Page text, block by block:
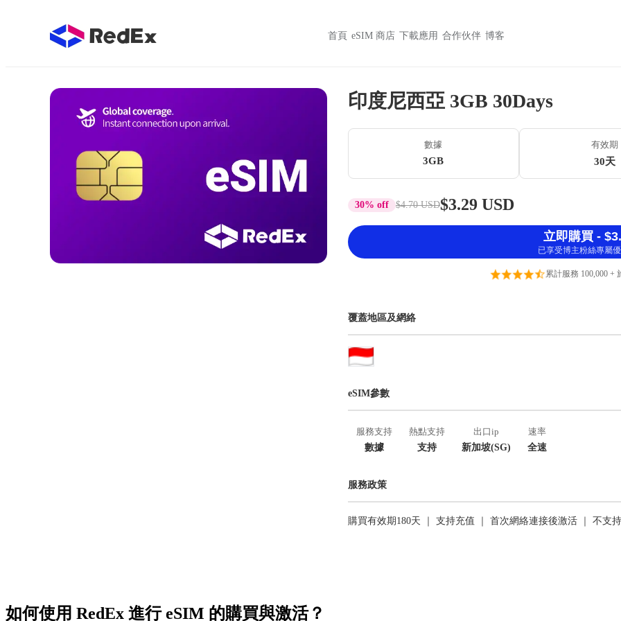
首頁 eSIM 商店 下載應用 合作伙伴 博客
印度尼西亞 3GB 30Days
數據
3GB
有效期
30天
30% off $4.70 USD$3.29 USD
立即購買 -
已享受博主粉絲專屬
累計服務 100,000 +
覆蓋地區及網絡
eSIM參數
服務支持
數據
熱點支持
支持
出口ip
新加坡(SG)
速率
全速
服務政策
購買有效期180天 ｜ 支持充值 ｜ 首次網絡連接後激活 ｜ 不支
如何使用 RedEx 進行 eSIM 的購買與激活？